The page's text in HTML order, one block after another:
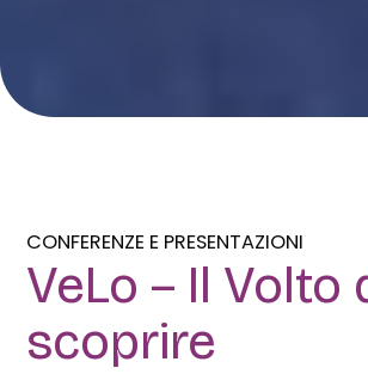
CONFERENZE E PRESENTAZIONI
VeLo – Il Volto
scoprire